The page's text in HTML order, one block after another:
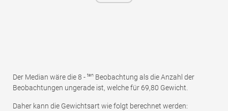
Der Median wäre die 8 - ten Beobachtung als die Anzahl der
Beobachtungen ungerade ist, welche für 69,80 Gewicht.
Daher kann die Gewichtsart wie folgt berechnet werden: